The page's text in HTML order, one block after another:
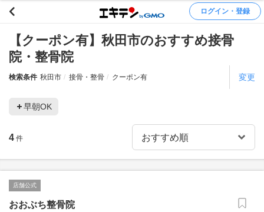
ログイン・登録
【クーポン有】秋田市のおすすめ接骨
院・整骨院
検索条件 秋田市 接骨・整骨 クーポン有 変更
早朝OK
4 件
店舗公式
おおぶち整骨院